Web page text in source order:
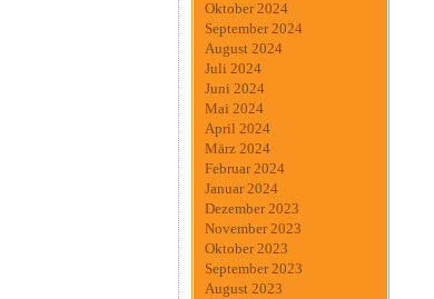
Oktober 2024
September 2024
August 2024
Juli 2024
Juni 2024
Mai 2024
April 2024
März 2024
Februar 2024
Januar 2024
Dezember 2023
November 2023
Oktober 2023
September 2023
August 2023